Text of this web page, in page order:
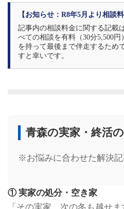
【お知らせ：R8年5月より相談
記事内の相談料金に関する記載
べての相談を有料（30分5,500
を持って最後まで伴走するため
すと幸いです。
青森の実家・終活
※お悩みに合わせた解決
① 実家の処分・空き家